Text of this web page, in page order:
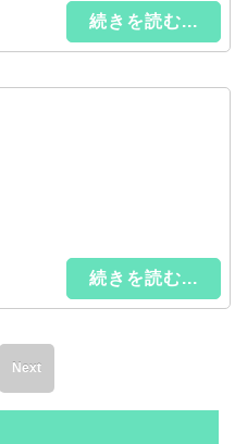
続きを読む...
続きを読む...
Next